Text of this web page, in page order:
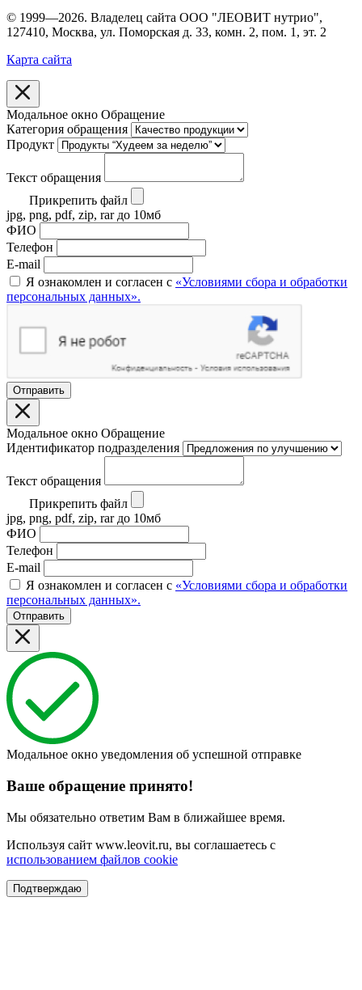
© 1999—2026. Владелец сайта ООО "ЛЕОВИТ нутрио",
127410, Москва, ул. Поморская д. 33, комн. 2, пом. 1, эт. 2
Карта сайта
Модальное окно Обращение
Категория обращения
Продукт
Текст обращения
Прикрепить файл
jpg, png, pdf, zip, rar до 10мб
ФИО
Телефон
E-mail
Я ознакомлен и согласен с «Условиями сбора и обработки
персональных данных».
Отправить
Модальное окно Обращение
Идентификатор подразделения
Текст обращения
Прикрепить файл
jpg, png, pdf, zip, rar до 10мб
ФИО
Телефон
E-mail
Я ознакомлен и согласен с «Условиями сбора и обработки
персональных данных».
Отправить
Модальное окно уведомления об успешной отправке
Ваше обращение принято!
Мы обязательно ответим Вам в ближайшее время.
Используя сайт www.leovit.ru, вы соглашаетесь с
использованием файлов cookie
Подтверждаю